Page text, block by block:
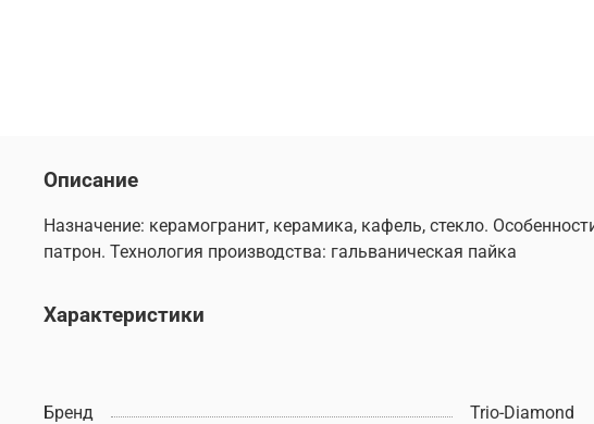
Описание
Назначение: керамогранит, керамика, кафель, стекло.
патрон. Технология производства: гальваническая пайка
Характеристики
Бренд Trio-Diamond